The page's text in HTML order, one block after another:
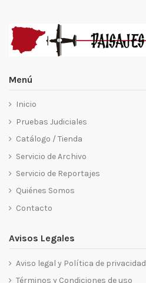
Menú
Inicio
Pruebas Judiciales
Catálogo / Tienda
Servicio de Archivo
Servicio de Reportajes
Quiénes Somos
Contacto
Avisos Legales
Aviso legal y Política de privacidad
Términos y Condiciones de uso